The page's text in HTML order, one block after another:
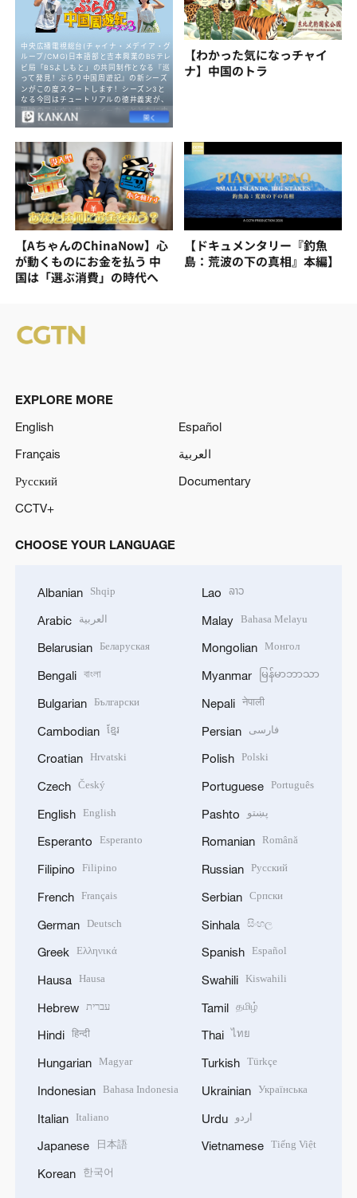
【わかった気になっチャイ
ナ】中国のトラ
【AちゃんのChinaNow】心
が動くものにお金を払う 中
国は「選ぶ消費」の時代へ
【ドキュメンタリー『釣魚
島：荒波の下の真相』本編】
EXPLORE MORE
English
Español
Français
العربية
Русский
Documentary
CCTV+
CHOOSE YOUR LANGUAGE
Albanian Shqip
Arabic العربية
Belarusian Беларуская
Bengali বাংলা
Bulgarian Български
Cambodian ខ្មែរ
Croatian Hrvatski
Czech Český
English English
Esperanto Esperanto
Filipino Filipino
French Français
German Deutsch
Greek Ελληνικά
Hausa Hausa
Hebrew עברית
Hindi हिन्दी
Hungarian Magyar
Indonesian Bahasa Indonesia
Italian Italiano
Japanese 日本語
Korean 한국어
Lao ລາວ
Malay Bahasa Melayu
Mongolian Монгол
Myanmar မြန်မာဘာသာ
Nepali नेपाली
Persian فارسی
Polish Polski
Portuguese Português
Pashto پښتو
Romanian Română
Russian Русский
Serbian Српски
Sinhala සිංහල
Spanish Español
Swahili Kiswahili
Tamil தமிழ்
Thai ไทย
Turkish Türkçe
Ukrainian Українська
Urdu اردو
Vietnamese Tiếng Việt